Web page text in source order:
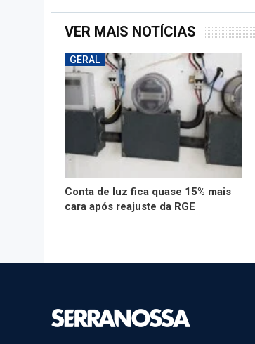
VER MAIS NOTÍCIAS
GERAL
Conta de luz fica quase 15% mais
cara após reajuste da RGE